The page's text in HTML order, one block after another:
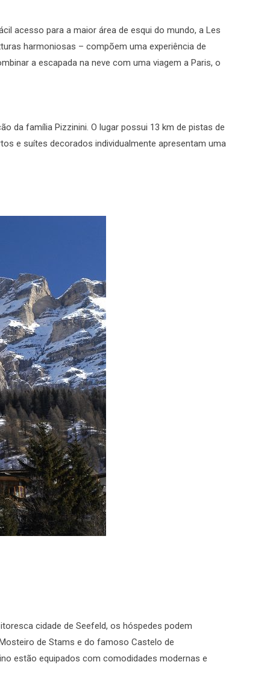
acesso para a maior área de esqui do mundo, a Les
harmoniosas – compõem uma experiência de
a escapada na neve com uma viagem a Paris, o
da família Pizzinini. O lugar possui 13 km de pistas de
e suítes decorados individualmente apresentam uma
cidade de Seefeld, os hóspedes podem
de Stams e do famoso Castelo de
estão equipados com comodidades modernas e